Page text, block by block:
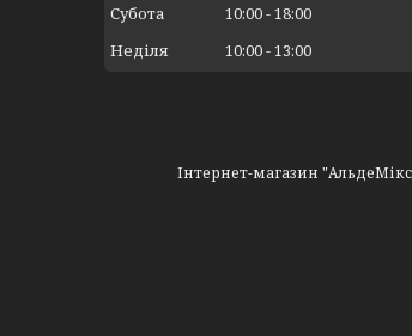
Субота
10:00 18:00
Неділя
10:00 13:00